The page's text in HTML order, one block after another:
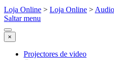
Loja Online > Loja Online >
Saltar menu
×
Projectores de video